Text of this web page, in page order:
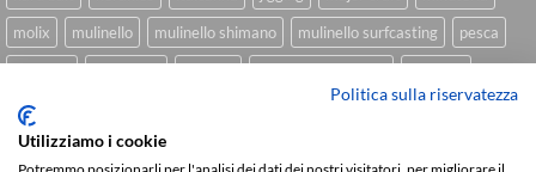
molix
mulinello mulinello shimano mulinello surfcasting
pesca
spinning inshore
Politica sulla riservatezza
Utilizziamo i cookie